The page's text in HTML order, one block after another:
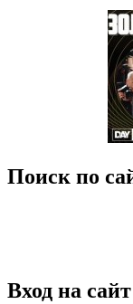
Поиск по
Вход на сайт